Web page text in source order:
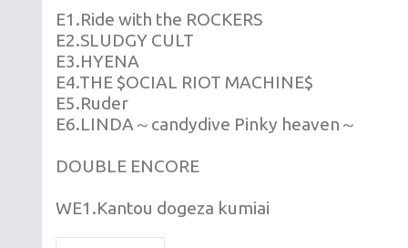
E1.Ride with the ROCKERS
E2.SLUDGY CULT
E3.HYENA
E4.THE $OCIAL RIOT MACHINE$
E5.Ruder
E6.LINDA～candydive Pinky heaven～
DOUBLE ENCORE
WE1.Kantou dogeza kumiai